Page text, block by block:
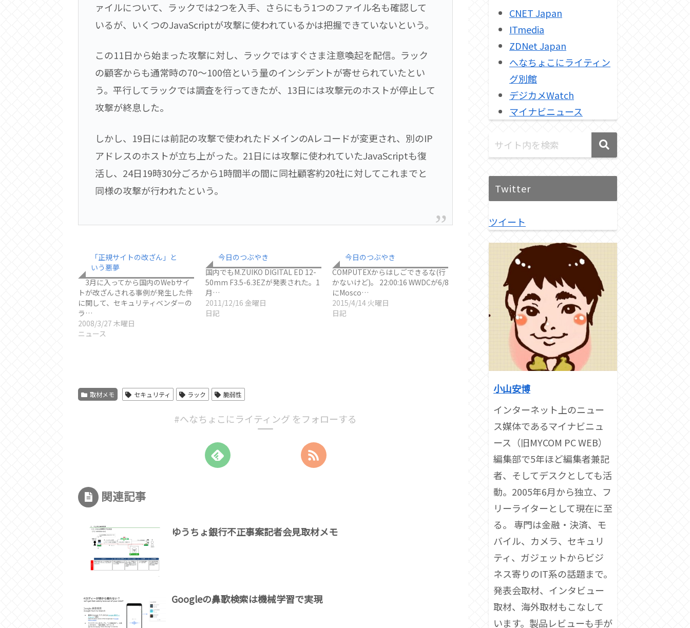
ァイルについて、ラックでは2つを入手、さらにもう1つのファイル名も確認して
いるが、いくつのJavaScriptが攻撃に使われているかは把握できていないという。
この11日から始まった攻撃に対し、ラックではすぐさま注意喚起を配信。ラック
の顧客からも通常時の70～100倍という量のインシデントが寄せられていたとい
う。平行してラックでは調査を行ってきたが、13日には攻撃元のホストが停止して
攻撃が終息した。
しかし、19日には前記の攻撃で使われたドメインのAレコードが変更され、別のIP
アドレスのホストが立ち上がった。21日には攻撃に使われていたJavaScriptも復
活し、24日19時30分ごろから1時間半の間に同社顧客約20社に対してこれまでと
同様の攻撃が行われたという。
「正規サイトの改ざん」と
いう悪夢
3月に入ってから国内のWebサイ
トが改ざんされる事例が発生した件
に関して、セキュリティベンダーの
ラ…
2008/3/27 木曜日
ニュース
今日のつぶやき
国内でもM.ZUIKO DIGITAL ED 12-
50mm F3.5-6.3EZが発表された。1
月…
2011/12/16 金曜日
日記
今日のつぶやき
COMPUTEXからはしごできるな(行
かないけど)。 22:00:16 WWDCが6/8
にMosco…
2015/4/14 火曜日
日記
取材メモ セキュリティ ラック 脆弱性
#へなちょこにライティング をフォローする
関連記事
ゆうちょ銀行不正事案記者会見取材メモ
Googleの鼻歌検索は機械学習で実現
CNET Japan
ITmedia
ZDNet Japan
へなちょこにライティン
グ別館
デジカメWatch
マイナビニュース
Twitter
ツイート
小山安博
インターネット上のニュー
ス媒体であるマイナビニュ
ース（旧MYCOM PC WEB）
編集部で5年ほど編集者兼記
者、そしてデスクとしても活
動。2005年6月から独立、フ
リーライターとして現在に至
る。 専門は金融・決済、モ
バイル、カメラ、セキュリ
ティ、ガジェットからビジ
ネス寄りのIT系の話題まで。
発表会取材、インタビュー
取材、海外取材もこなして
います。製品レビューも手が